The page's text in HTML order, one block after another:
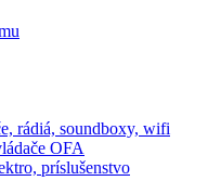
rádiá, soundboxy, wifi
OFA
príslušenstvo